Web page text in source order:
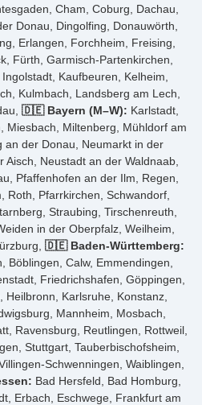
Cham, Coburg, Dachau,
Donau, Dingolfing, Donauwörth,
Erlangen, Forchheim, Freising,
Fürth, Garmisch-Partenkirchen,
Kaufbeuren, Kelheim,
Kulmbach, Landsberg am Lech,
🇩🇪 Bayern (M–W): Karlstadt,
Miesbach, Miltenberg, Mühldorf am
an der Donau, Neumarkt in der
Neustadt an der Waldnaab,
Pfaffenhofen an der Ilm, Regen,
Roth, Pfarrkirchen, Schwandorf,
Straubing, Tirschenreuth,
in der Oberpfalz, Weilheim,
🇩🇪 Baden-Württemberg:
Böblingen, Calw, Emmendingen,
Friedrichshafen, Göppingen,
Heilbronn, Karlsruhe, Konstanz,
Mannheim, Mosbach,
Ravensburg, Reutlingen, Rottweil,
Stuttgart, Tauberbischofsheim,
Schwenningen, Waiblingen,
Bad Hersfeld, Bad Homburg,
Erbach, Eschwege, Frankfurt am